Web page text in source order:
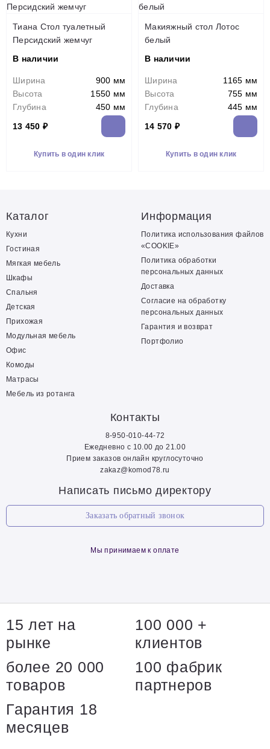
Тиана Стол туалетный
Персидский жемчуг
В наличии
Ширина
900 мм
Высота
1550 мм
Глубина
450 мм
13 450 ₽
Купить в один клик
Макияжный стол Лотос
белый
В наличии
Ширина
1165 мм
Высота
755 мм
Глубина
445 мм
14 570 ₽
Купить в один клик
Каталог
Кухни
Гостиная
Мягкая мебель
Шкафы
Спальня
Детская
Прихожая
Модульная мебель
Офис
Комоды
Матрасы
Мебель из ротанга
Информация
Политика использования файлов
«COOKIE»
Политика обработки
персональных данных
Доставка
Согласие на обработку
персональных данных
Гарантия и возврат
Портфолио
Контакты
8-950-010-44-72
Ежедневно с 10.00 до 21.00
Прием заказов онлайн круглосуточно
zakaz@komod78.ru
Написать письмо директору
Заказать обратный звонок
Мы принимаем к оплате
15 лет на
рынке
100 000 +
клиентов
более 20 000
товаров
100 фабрик
партнеров
Гарантия 18
месяцев